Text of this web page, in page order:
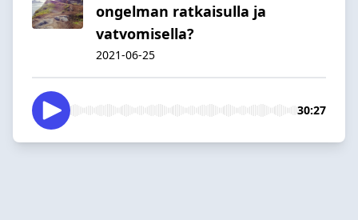
ongelman ratkaisulla ja
vatvomisella?
2021-06-25
30:27